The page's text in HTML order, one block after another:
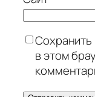
Сохранить
в этом